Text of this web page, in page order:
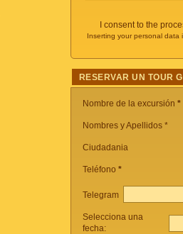
I consent to the
Inserting your personal
RESERVAR UN TOUR
Nombre de la excursión *
Nombres y Apellidos *
Ciudadania
Teléfono *
Telegram
Selecciona una
fecha: